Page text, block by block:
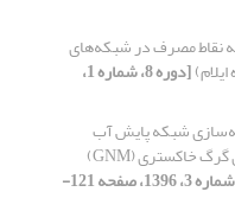
نقاط مصرف در شبکه‌های
[دوره 8، شماره 1،
شبکه پایش آب
زیرزمینی بر پایه شبکه عصبی و جستجوی گرگ خاکستری (GNM)
[دوره 8، شماره 3، 1396، صفحه 121-